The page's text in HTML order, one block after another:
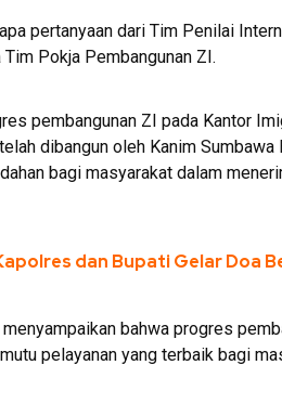
pertanyaan dari Tim Penilai
Pokja Pembangunan ZI.
pembangunan ZI pada Kantor
dibangun oleh Kanim Sumbawa
bagi masyarakat dalam
dan Bupati Gelar Doa
bahwa progres
pelayanan yang terbaik bagi